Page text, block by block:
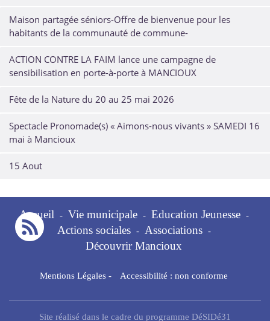
Maison partagée séniors-Offre de bienvenue pour les
habitants de la communauté de commune-
ACTION CONTRE LA FAIM lance une campagne de
sensibilisation en porte-à-porte à MANCIOUX
Fête de la Nature du 20 au 25 mai 2026
Spectacle Pronomade(s) « Aimons-nous vivants » SAMEDI 16
mai à Mancioux
15 Aout
Accueil - Vie municipale - Education Jeunesse -
Actions sociales - Associations -
Découvrir Mancioux
Mentions Légales- Accessibilité : non conforme
Site réalisé dans le cadre du programme DéSIDé31